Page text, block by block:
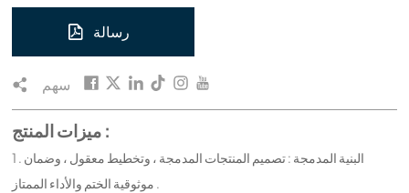
رسالة
سهم
ميزات المنتج :
1 . البنية المدمجة : تصميم المنتجات المدمجة ، وتخطيط معقول ، وضمان
موثوقية الختم والأداء الممتاز .